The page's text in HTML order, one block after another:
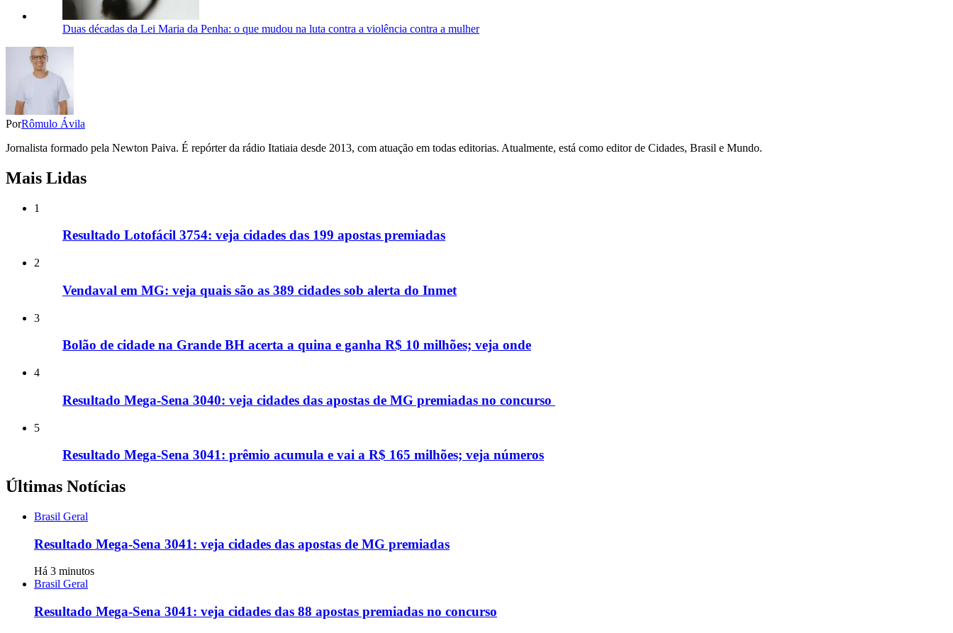
Duas décadas da Lei Maria da Penha: o que mudou na luta contra a violência contra a mulher
PorRômulo Ávila
Jornalista formado pela Newton Paiva. É repórter da rádio Itatiaia desde 2013, com atuação em todas editorias. Atualmente, está como editor de Cidades, Brasil e Mundo.
Mais Lidas
1
Resultado Lotofácil 3754: veja cidades das 199 apostas premiadas
2
Vendaval em MG: veja quais são as 389 cidades sob alerta do Inmet
3
Bolão de cidade na Grande BH acerta a quina e ganha R$ 10 milhões; veja onde
4
Resultado Mega-Sena 3040: veja cidades das apostas de MG premiadas no concurso
5
Resultado Mega-Sena 3041: prêmio acumula e vai a R$ 165 milhões; veja números
Últimas Notícias
Brasil Geral
Resultado Mega-Sena 3041: veja cidades das apostas de MG premiadas
Há 3 minutos
Brasil Geral
Resultado Mega-Sena 3041: veja cidades das 88 apostas premiadas no concurso